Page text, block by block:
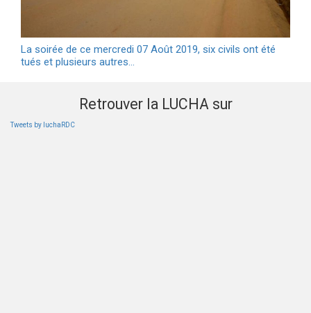
La soirée de ce mercredi 07 Août 2019, six civils ont été
tués et plusieurs autres…
Retrouver la LUCHA sur
Tweets by luchaRDC